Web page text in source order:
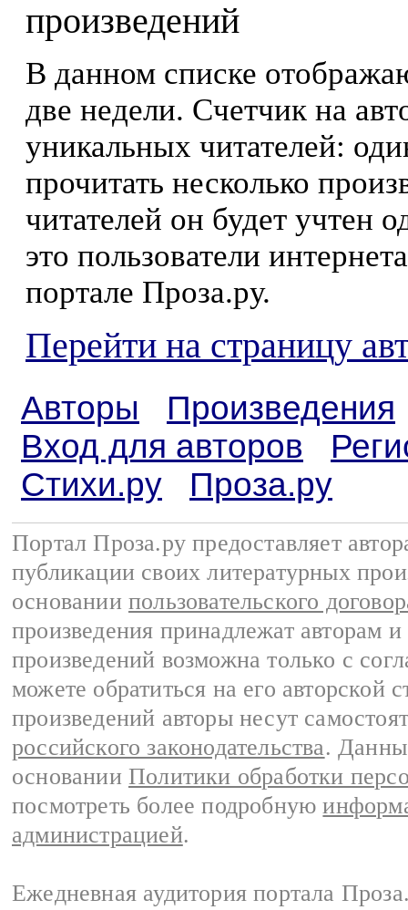
произведений
В данном списке
две недели. Счетчик на
уникальных читателей:
прочитать несколько
читателей он будет учтен
это пользователи
портале Проза.ру.
Перейти на страницу
Авторы
Произведения
Вход для авторов
Стихи.ру
Проза.ру
Портал Проза.ру предоставляет
публикации своих литературных
основании пользовательского
произведения принадлежат авторам
произведений возможна только с
можете обратиться на его авторской
произведений авторы несут
российского законодательства.
основании Политики обработки
посмотреть более подробную
администрацией.
Ежедневная аудитория портала